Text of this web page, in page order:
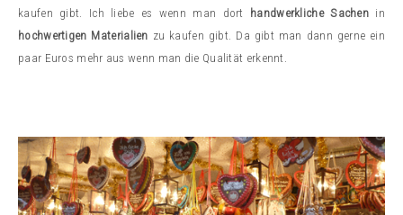
kaufen gibt. Ich liebe es wenn man dort handwerkliche Sachen in
hochwertigen Materialien zu kaufen gibt. Da gibt man dann gerne ein
paar Euros mehr aus wenn man die Qualität erkennt.